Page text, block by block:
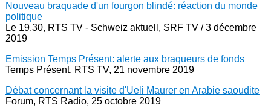
Nouveau braquade d'un fourgon blindé: réaction du monde
politique
Le 19.30, RTS TV - Schweiz aktuell, SRF TV / 3 décembre
2019
Emission Temps Présent: alerte aux braqueurs de fonds
Temps Présent, RTS TV, 21 novembre 2019
Débat concernant la visite d'Ueli Maurer en Arabie saoudite
Forum, RTS Radio, 25 octobre 2019